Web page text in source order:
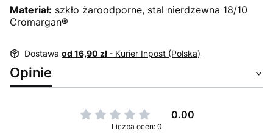
Materiał: szkło żaroodporne, stal nierdzewna 18/10
Cromargan®
Dostawa od 16,90 zł - Kurier Inpost (Polska)
Opinie
0.00
Liczba ocen: 0